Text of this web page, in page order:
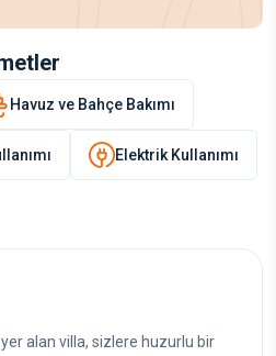
Havuz ve Bahçe Bakımı
Elektrik Kullanımı
alan villa, sizlere huzurlu bir